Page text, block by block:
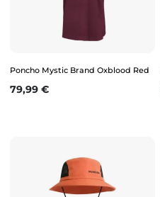
Poncho Mystic Brand Oxblood Red
Prix
79,99 €